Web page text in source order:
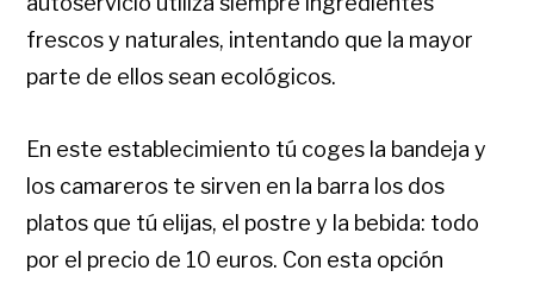
frescos y naturales, intentando que la mayor
parte de ellos sean ecológicos.
En este establecimiento tú coges la bandeja y
los camareros te sirven en la barra los dos
platos que tú elijas, el postre y la bebida: todo
por el precio de 10 euros. Con esta opción